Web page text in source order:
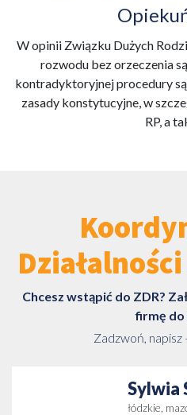
W opinii Związku Dużych
rozwodu bez orzeczenia
kontradyktoryjnej procedury
zasady konstytucyjne, w
RP, a
Chcesz wstąpić do ZDR?
firmę do
Zadzwoń,
Sylwia
łódzkie,